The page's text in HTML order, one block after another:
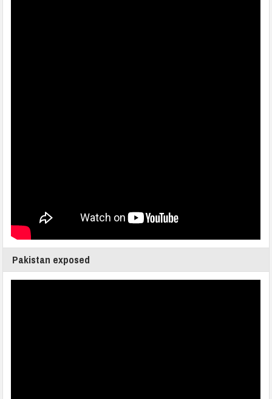
Pakistan exposed